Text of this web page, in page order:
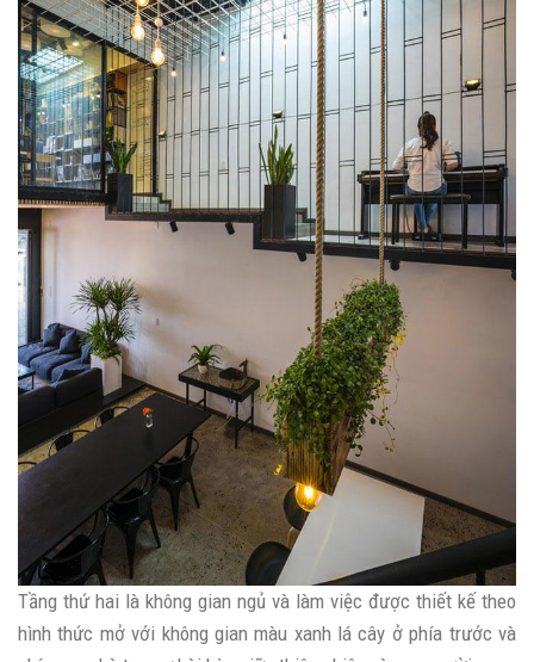
Tầng thứ hai là không gian ngủ và làm việc được thiết kế theo
hình thức mở với không gian màu xanh lá cây ở phía trước và